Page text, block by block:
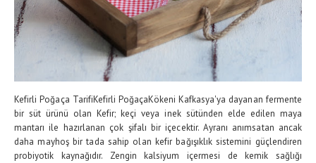
Kefirli Poğaça TarifiKefirli PoğaçaKökeni Kafkasya'ya dayanan fermente
bir süt ürünü olan Kefir; keçi veya inek sütünden elde edilen maya
mantarı ile hazırlanan çok şifalı bir içecektir. Ayranı anımsatan ancak
daha mayhoş bir tada sahip olan kefir bağışıklık sistemini güçlendiren
probiyotik kaynağıdır. Zengin kalsiyum içermesi de kemik sağlığı